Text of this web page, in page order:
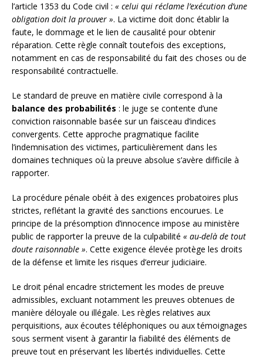
l’article 1353 du Code civil : « celui qui réclame l’exécution d’une
obligation doit la prouver ». La victime doit donc établir la
faute, le dommage et le lien de causalité pour obtenir
réparation. Cette règle connaît toutefois des exceptions,
notamment en cas de responsabilité du fait des choses ou de
responsabilité contractuelle.
Le standard de preuve en matière civile correspond à la
balance des probabilités : le juge se contente d’une
conviction raisonnable basée sur un faisceau d’indices
convergents. Cette approche pragmatique facilite
l’indemnisation des victimes, particulièrement dans les
domaines techniques où la preuve absolue s’avère difficile à
rapporter.
La procédure pénale obéit à des exigences probatoires plus
strictes, reflétant la gravité des sanctions encourues. Le
principe de la présomption d’innocence impose au ministère
public de rapporter la preuve de la culpabilité « au-delà de tout
doute raisonnable ». Cette exigence élevée protège les droits
de la défense et limite les risques d’erreur judiciaire.
Le droit pénal encadre strictement les modes de preuve
admissibles, excluant notamment les preuves obtenues de
manière déloyale ou illégale. Les règles relatives aux
perquisitions, aux écoutes téléphoniques ou aux témoignages
sous serment visent à garantir la fiabilité des éléments de
preuve tout en préservant les libertés individuelles. Cette